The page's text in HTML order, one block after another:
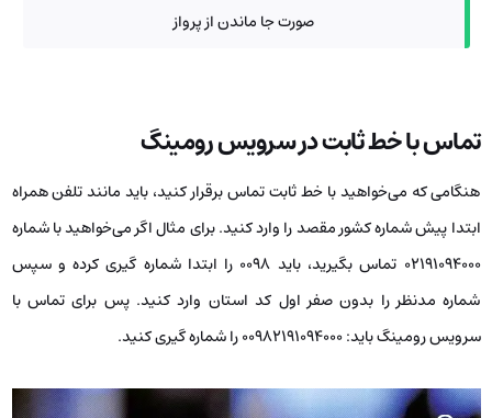
صورت جا ماندن از پرواز
تماس با خط ثابت در سرویس رومینگ
هنگامی که می‌خواهید با خط ثابت تماس برقرار کنید، باید مانند تلفن همراه
ابتدا پیش شماره کشور مقصد را وارد کنید. برای مثال اگر می‌خواهید با شماره
۰۲۱۹۱۰۹۴۰۰۰ تماس بگیرید، باید ۰۰۹۸ را ابتدا شماره گیری کرده و سپس
شماره مدنظر را بدون صفر اول کد استان وارد کنید. پس برای تماس با
سرویس رومینگ باید: ۰۰۹۸۲۱۹۱۰۹۴۰۰۰ را شماره گیری کنید.